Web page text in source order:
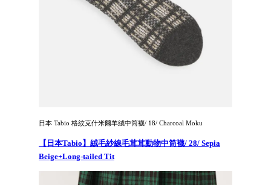
日本 Tabio 格紋克什米爾羊絨中筒襪/ 18/ Charcoal Moku
【日本Tabio】絨毛紗線毛茸茸動物中筒襪/ 28/ Sepia
Beige+Long-tailed Tit